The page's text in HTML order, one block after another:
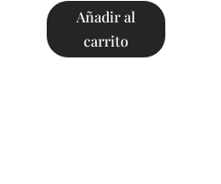
Añadir al
carrito